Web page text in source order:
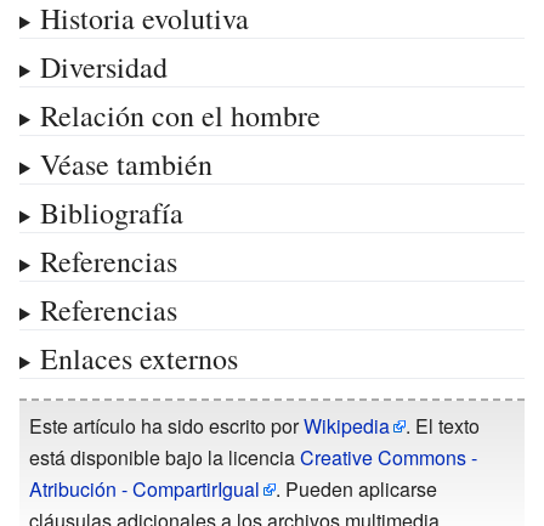
Historia evolutiva
Diversidad
Relación con el hombre
Véase también
Bibliografía
Referencias
Referencias
Enlaces externos
Este artículo ha sido escrito porWikipedia
. El texto
está disponible bajo la licenciaCreative Commons -
Atribución - CompartirIgual
. Pueden aplicarse